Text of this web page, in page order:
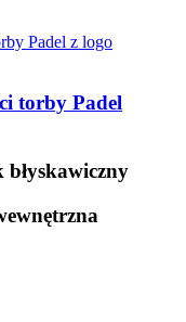
torby Padel
błyskawiczny